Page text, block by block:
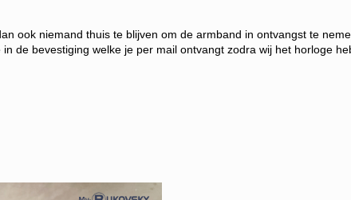
ook niemand thuis te blijven om de armband in ontvangst te
in de bevestiging welke je per mail ontvangt zodra wij het horloge